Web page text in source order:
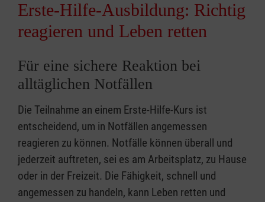
Erste-Hilfe-Ausbildung: Richtig
reagieren und Leben retten
Für eine sichere Reaktion bei
alltäglichen Notfällen
Die Teilnahme an einem Erste-Hilfe-Kurs ist
entscheidend, um in Notfällen angemessen
reagieren zu können. Notfälle können überall und
jederzeit auftreten, sei es am Arbeitsplatz, zu Hause
oder in der Freizeit. Die Fähigkeit, schnell und
angemessen zu handeln, kann Leben retten und